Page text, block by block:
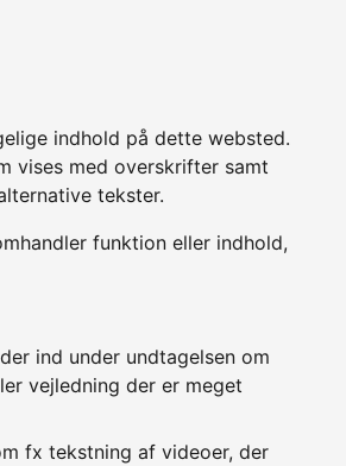
indhold på dette websted.
vises med overskrifter samt
tekster.
funktion eller indhold,
ind under undtagelsen om
vejledning der er meget
fx tekstning af videoer, der